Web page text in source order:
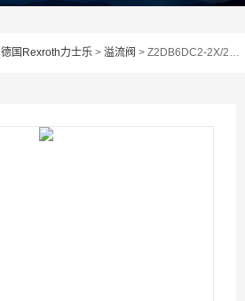
德国Rexroth力士乐 > 溢流阀 > Z2DB6DC2-2X/200力士乐Rexroth叠加式溢流阀Z2DB6DC2-2X